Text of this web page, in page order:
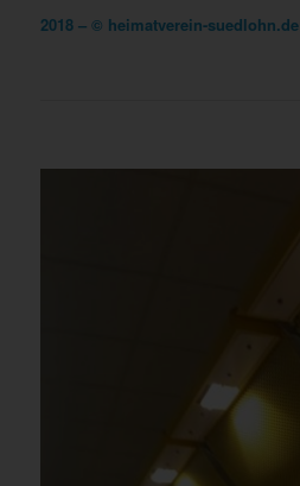
2018 – © heimatverein-suedlohn.de